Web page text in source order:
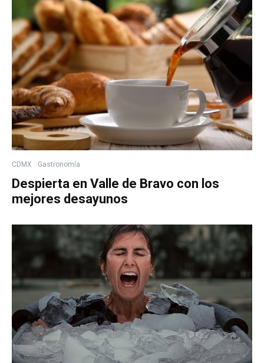
CDMX Gastronomía
Despierta en Valle de Bravo con los
mejores desayunos